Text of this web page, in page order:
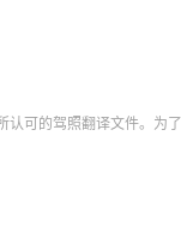
可的驾照翻译文件。为